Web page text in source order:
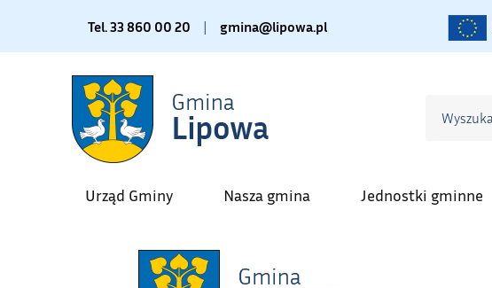
Tel. 33 860 00 20 | gmina@lipowa.pl
Urząd Gminy Nasza gmina Jednostki gminne